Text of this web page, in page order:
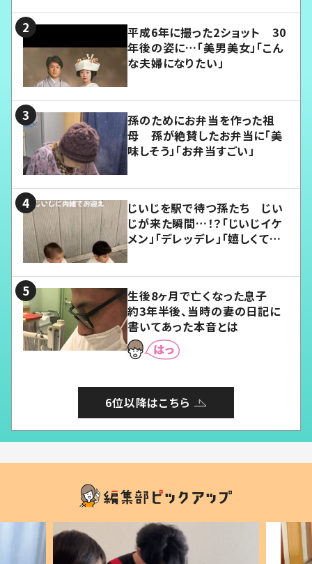
平成6年に撮った2ショット 30
年後の姿に…「美男美女」「こん
な夫婦になりたい」
孫のためにお弁当を作った祖
母 孫が絶賛したお弁当に「美
味しそう」「お弁当すごい」
じいじを駅で待つ孫たち じい
じが来た瞬間…！？「じいじイケ
メン」「デレッデレ」「嬉しくて可
生後8ヶ月で亡くなった息子
約3年半後、当時の妻の日記に
書いてあった本音とは
6位以降はこちら